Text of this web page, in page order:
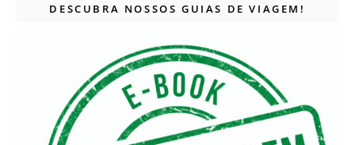
DESCUBRA NOSSOS GUIAS DE VIAGEM!